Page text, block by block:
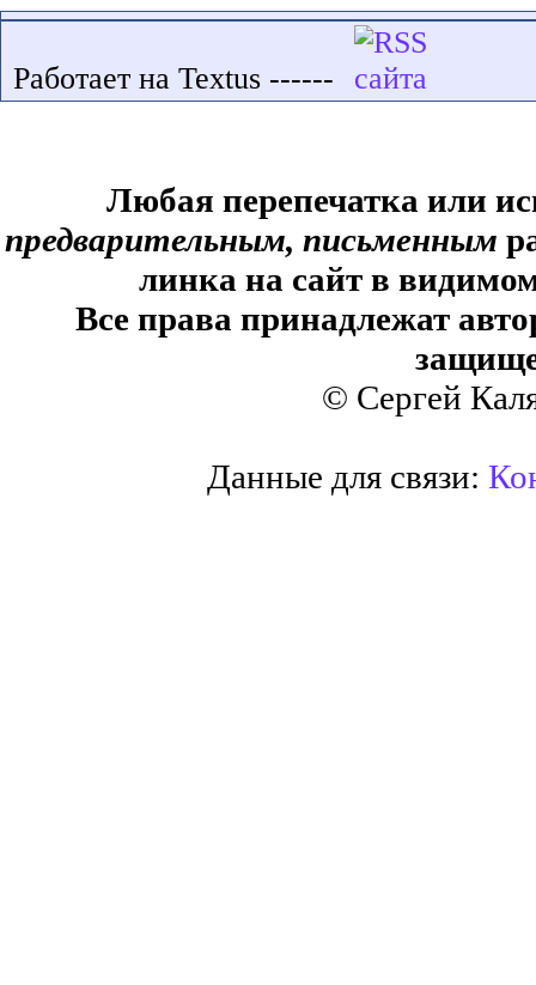
Работает на Textus ------
Любая перепечатка или
предварительным, письменным
линка на сайт в
Все права принадлежат
© Сергей
Данные для связи: